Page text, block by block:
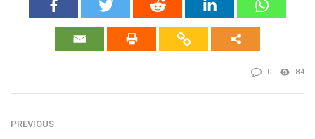
0 84
PREVIOUS